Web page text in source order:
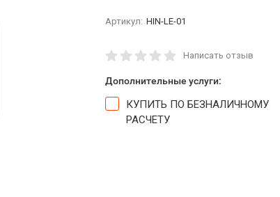
Артикул: HIN-LE-01
Написать отзыв
Дополнительные услуги:
КУПИТЬ ПО БЕЗНАЛИЧНОМУ
РАСЧЕТУ